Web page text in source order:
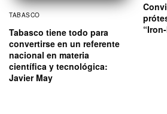
TABASCO
Tabasco tiene todo para
convertirse en un referente
nacional en materia
científica y tecnológica:
Javier May